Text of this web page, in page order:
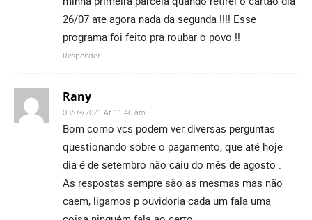
26/07 ate agora nada da segunda !!!! Esse
programa foi feito pra roubar o povo !!
Responder
Rany
03/09/2021 At 11:46 am
Bom como vcs podem ver diversas perguntas
questionando sobre o pagamento, que até hoje
dia é de setembro não caiu do mês de agosto .
As respostas sempre são as mesmas mas não
caem, ligamos p ouvidoria cada um fala uma